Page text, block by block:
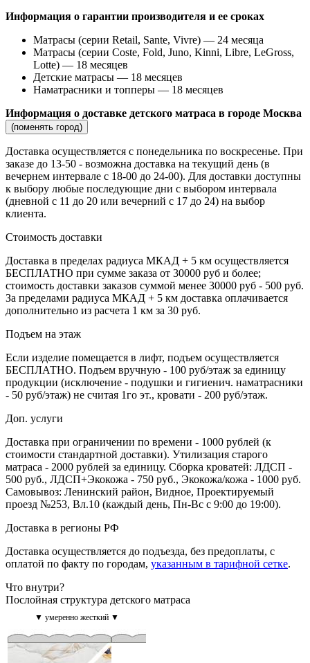
Информация о гарантии производителя и ее сроках
Матрасы (серии Retail, Sante, Vivre) — 24 месяца
Матрасы (серии Coste, Fold, Juno, Kinni, Libre, LeGross,
Lotte) — 18 месяцев
Детские матрасы — 18 месяцев
Наматрасники и топперы — 18 месяцев
Информация о доставке детского матраса в городе Москва
(поменять город)
Доставка осуществляется c понедельника по воскресенье. При
заказе до 13-50 - возможна доставка на текущий день (в
вечернем интервале с 18-00 до 24-00). Для доставки доступны
к выбору любые последующие дни с выбором интервала
(дневной с 11 до 20 или вечерний с 17 до 24) на выбор
клиента.
Стоимость доставки
Доставка в пределах радиуса МКАД + 5 км осуществляется
БЕСПЛАТНО при сумме заказа от 30000 руб и более;
стоимость доставки заказов суммой менее 30000 руб - 500 руб.
За пределами радиуса МКАД + 5 км доставка оплачивается
дополнительно из расчета 1 км за 30 руб.
Подъем на этаж
Если изделие помещается в лифт, подъем осуществляется
БЕСПЛАТНО. Подъем вручную - 100 руб/этаж за единицу
продукции (исключение - подушки и гигиенич. наматрасники
- 50 руб/этаж) не считая 1го эт., кровати - 200 руб/этаж.
Доп. услуги
Доставка при ограничении по времени - 1000 рублей (к
стоимости стандартной доставки). Утилизация старого
матраса - 2000 рублей за единицу. Сборка кроватей: ЛДСП -
500 руб., ЛДСП+Экокожа - 750 руб., Экокожа/кожа - 1000 руб.
Самовывоз: Ленинский район, Видное, Проектируемый
проезд №253, Вл.10 (каждый день, Пн-Вс с 9:00 до 19:00).
Доставка в регионы РФ
Доставка осуществляется до подъезда, без предоплаты, с
оплатой по факту по городам, указанным в тарифной сетке.
Что внутри?
Послойная структура детского матраса
▼ умеренно жесткий ▼